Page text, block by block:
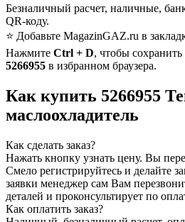
Безналичный расчет, наличные,
QR-коду.
⭐ Добавьте MagazinGAZ.ru в
Нажмите Ctrl + D, чтобы
5266955 в избранном браузера.
Как купить 5266955
маслоохладитель
Как сделать заказ?
Нажать кнопку узнать цену. Вы
Смело регистрируйтесь и делайте
заявки менеджер сам Вам
деталей и проконсультирует по
Как оплатить заказ?